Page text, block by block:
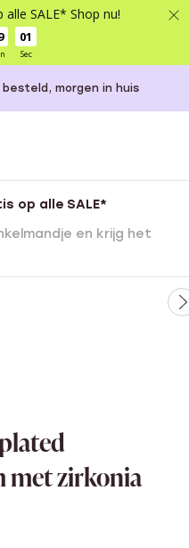
SALE* Shop nu!
01
Sec
besteld, morgen in huis
op alle SALE*
en krijg het
met zirkonia